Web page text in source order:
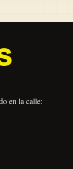
en la calle: